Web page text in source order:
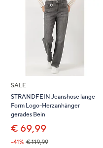
SALE
STRANDFEIN Jeanshose lange
Form Logo-Herzanhänger
gerades Bein
€ 69,99
-41% € 119,99